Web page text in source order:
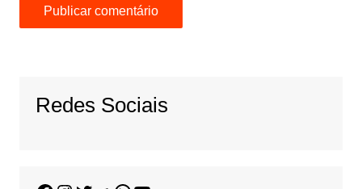
Redes Sociais